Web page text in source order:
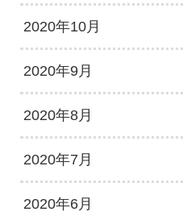
2020年10月
2020年9月
2020年8月
2020年7月
2020年6月